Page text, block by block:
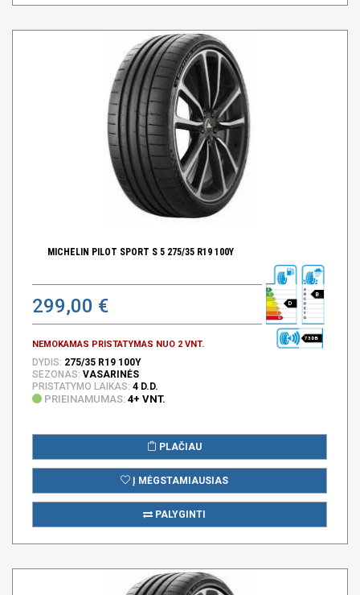
MICHELIN PILOT SPORT S 5 275/35 R19 100Y
299,00 €
NEMOKAMAS PRISTATYMAS NUO 2 VNT.
D
B
73 DB
DYDIS: 275/35 R19 100Y
SEZONAS: VASARINĖS
PRISTATYMO LAIKAS: 4 D.D.
PRIEINAMUMAS: 4+ VNT.
PLAČIAU
Į MĖGSTAMIAUSIAS
PALYGINTI